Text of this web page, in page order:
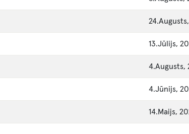
13.Jūlijs,
4.Augusts,
4.Jūnijs,
14.Maijs,